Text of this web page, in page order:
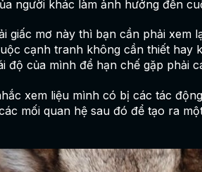
người khác làm ảnh hưởng đến
giấc mơ này thì bạn cần phải xem
cạnh tranh không cần thiết hay
độ của mình để hạn chế gặp phải
xem liệu mình có bị các tác
mối quan hệ sau đó để tạo ra